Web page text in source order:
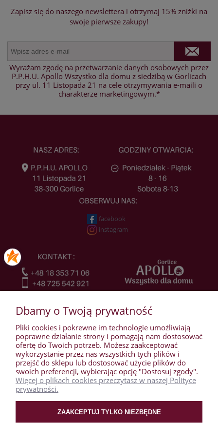
Zapisz się do naszego newslettera i otrzymaj 15% zniżki na
swoje pierwsze zakupy!
Wyrażam zgodę na przetwarzanie danych osobowych przez
P.P.H.U. Apollo Wszystko dla domu z siedzibą w Gorlicach
przy ul. 11 Listopada 21 na cele otrzymywania e-maili o
charakterze marketingowym.*
facebook
instagram
WARUNKI ZAKUPÓW
MOJE KONTO
Dbamy o Twoją prywatność
Pliki cookies i pokrewne im technologie umożliwiają
poprawne działanie strony i pomagają nam dostosować
ofertę do Twoich potrzeb. Możesz zaakceptować
wykorzystanie przez nas wszystkich tych plików i
przejść do sklepu lub dostosować użycie plików do
swoich preferencji, wybierając opcję "Dostosuj zgody".
Więcej o plikach cookies przeczytasz w naszej Polityce
prywatności.
ZAAKCEPTUJ TYLKO NIEZBĘDNE